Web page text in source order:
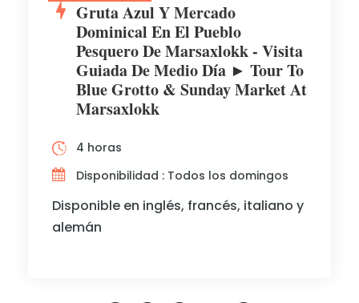
Gruta Azul Y Mercado
Dominical En El Pueblo
Pesquero De Marsaxlokk - Visita
Guiada De Medio Día ► Tour To
Blue Grotto & Sunday Market At
Marsaxlokk
4 horas
Disponibilidad : Todos los domingos
Disponible en inglés, francés, italiano y
alemán